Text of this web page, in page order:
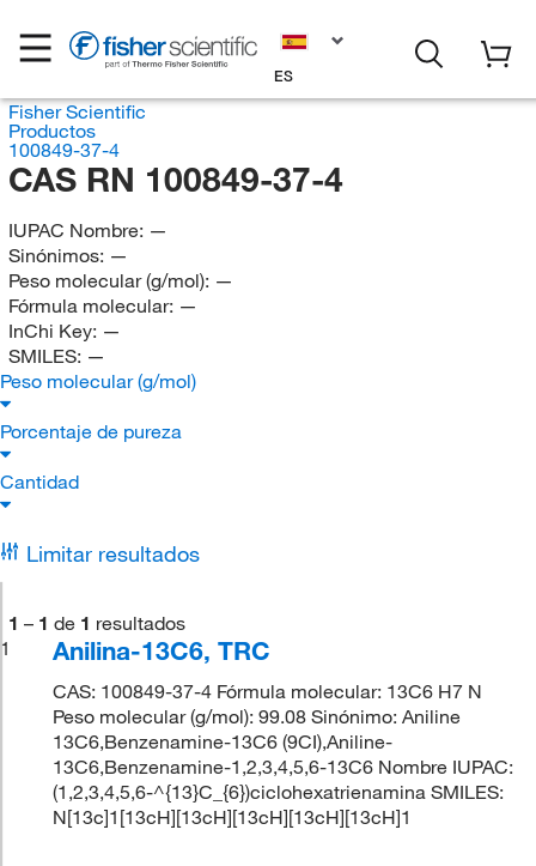
ES
Fisher Scientific
Productos
100849-37-4
CAS RN 100849-37-4
IUPAC Nombre: —
Sinónimos: —
Peso molecular (g/mol): —
Fórmula molecular: —
InChi Key: —
SMILES: —
Peso molecular (g/mol)
Porcentaje de pureza
Cantidad
Limitar resultados
1 – 1 de 1 resultados
1
Anilina-13C6, TRC
CAS: 100849-37-4 Fórmula molecular: 13C6 H7 N
Peso molecular (g/mol): 99.08 Sinónimo: Aniline
13C6,Benzenamine-13C6 (9CI),Aniline-
13C6,Benzenamine-1,2,3,4,5,6-13C6 Nombre IUPAC:
(1,2,3,4,5,6-^{13}C_{6})ciclohexatrienamina SMILES:
N[13c]1[13cH][13cH][13cH][13cH][13cH]1